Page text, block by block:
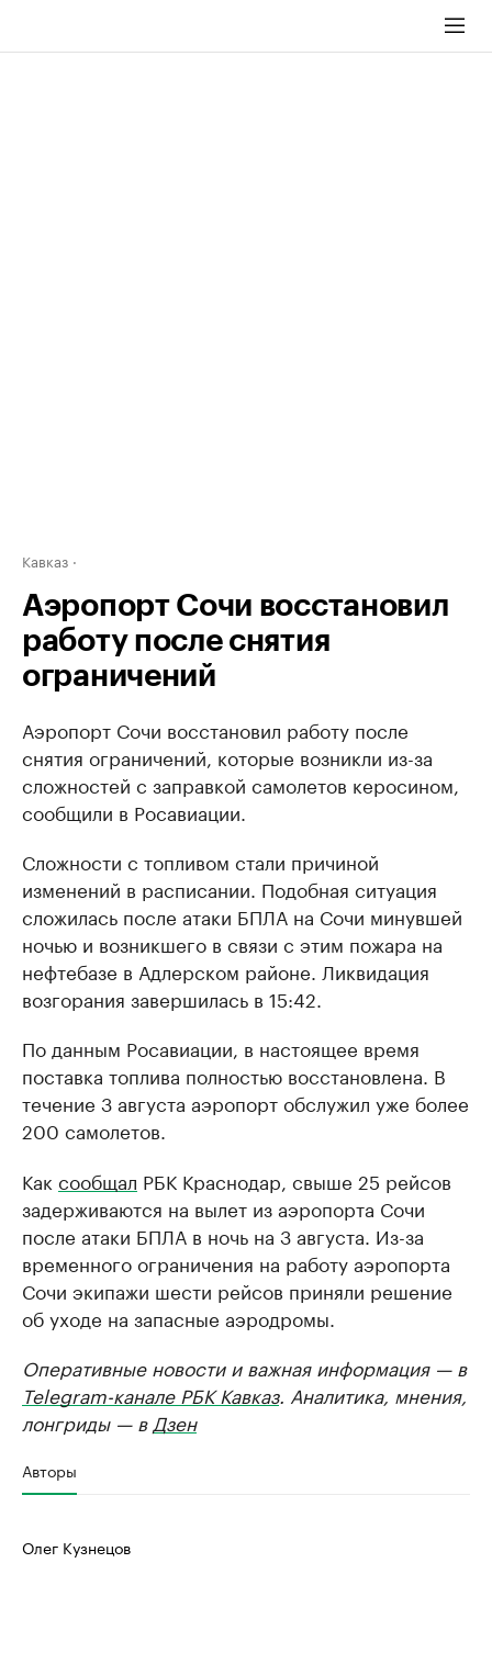
Кавказ
Аэропорт Сочи восстановил
работу после снятия
ограничений
Аэропорт Сочи восстановил работу после
снятия ограничений, которые возникли из-за
сложностей с заправкой самолетов керосином,
сообщили в Росавиации.
Сложности с топливом стали причиной
изменений в расписании. Подобная ситуация
сложилась после атаки БПЛА на Сочи минувшей
ночью и возникшего в связи с этим пожара на
нефтебазе в Адлерском районе. Ликвидация
возгорания завершилась в 15:42.
По данным Росавиации, в настоящее время
поставка топлива полностью восстановлена. В
течение 3 августа аэропорт обслужил уже более
200 самолетов.
Как сообщал РБК Краснодар, свыше 25 рейсов
задерживаются на вылет из аэропорта Сочи
после атаки БПЛА в ночь на 3 августа. Из-за
временного ограничения на работу аэропорта
Сочи экипажи шести рейсов приняли решение
об уходе на запасные аэродромы.
Оперативные новости и важная информация — в
Telegram-канале РБК Кавказ. Аналитика, мнения,
лонгриды — в Дзен
Авторы
Олег Кузнецов